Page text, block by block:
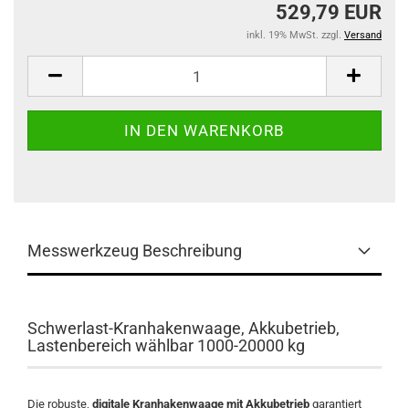
529,79 EUR
inkl. 19% MwSt. zzgl. Versand
Messwerkzeug Beschreibung
Schwerlast-Kranhakenwaage, Akkubetrieb,
Lastenbereich wählbar 1000-20000 kg
Die robuste, digitale Kranhakenwaage mit Akkubetrieb garantiert